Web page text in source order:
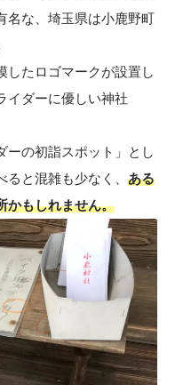
名な、埼玉県は小鹿野町
したロゴマークが設置し
イダーに優しい神社
ーの初詣スポット」とし
と混雑も少なく、 ある
かもしれません。